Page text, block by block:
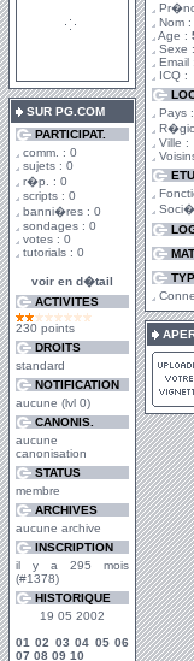
SUR PG.COM
PARTICIPAT.
comm. : 0
sujets : 0
r�p. : 0
scripts : 0
banni�res : 0
sondages : 0
votes : 0
tutorials : 0
voir en d�tail
ACTIVITES
230 points
DROITS
standard
NOTIFICATION
aucune (lvl 0)
CANONIS.
aucune
canonisation
STATUS
membre
ARCHIVES
aucune archive
INSCRIPTION
il y a 295 mois
(#1378)
HISTORIQUE
19 05 2002
01 02 03 04 05 06
07 08 09 10
Nom :
Age :
Sexe :
Email :
ICQ :
Pays :
Ville :